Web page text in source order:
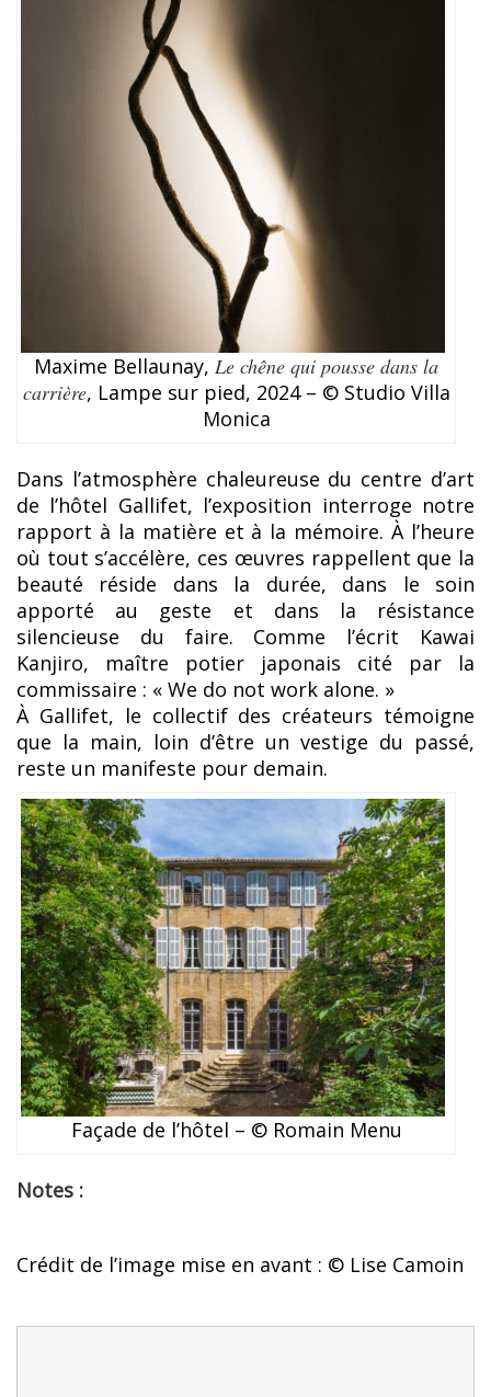
Maxime Bellaunay, Le chêne qui pousse dans la
carrière, Lampe sur pied, 2024 – © Studio Villa
Monica
Dans l’atmosphère chaleureuse du centre d’art
de l’hôtel Gallifet, l’exposition interroge notre
rapport à la matière et à la mémoire. À l’heure
où tout s’accélère, ces œuvres rappellent que la
beauté réside dans la durée, dans le soin
apporté au geste et dans la résistance
silencieuse du faire. Comme l’écrit Kawai
Kanjiro, maître potier japonais cité par la
commissaire : « We do not work alone. »
À Gallifet, le collectif des créateurs témoigne
que la main, loin d’être un vestige du passé,
reste un manifeste pour demain.
Façade de l’hôtel – © Romain Menu
Notes :
Crédit de l’image mise en avant : © Lise Camoin